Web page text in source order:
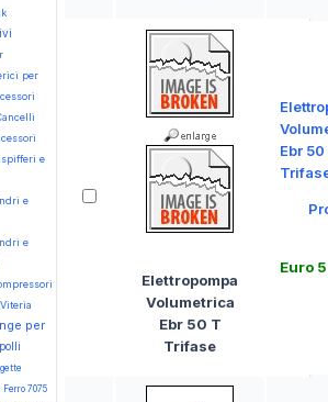
per
e
e
e
per
Ferro 7075
Elettropompa
Volumetrica
Ebr 50 T
Trifase
Ebr
Euro